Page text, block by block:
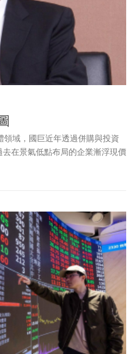
域，國巨近年透過併購與投資
在景氣低點布局的企業漸浮現價
光精準的實力。